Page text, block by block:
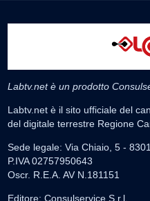
Labtv.net è un prodotto
Labtv.net è il sito ufficiale del
del digitale terrestre Regione
Sede legale: Via Chiaio, 5 -
P.IVA 02757950643
Oscr. R.E.A. AV N.181151
Editore: Consulservice S.r.l.